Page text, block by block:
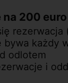
na 200 euro
rezerwacja
bywa każdy
odlotem
i